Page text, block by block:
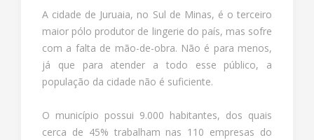
A cidade de Juruaia, no Sul de Minas, é o terceiro
maior pólo produtor de lingerie do país, mas sofre
com a falta de mão-de-obra. Não é para menos,
já que para atender a todo esse público, a
população da cidade não é suficiente.
O município possui 9.000 habitantes, dos quais
cerca de 45% trabalham nas 110 empresas do